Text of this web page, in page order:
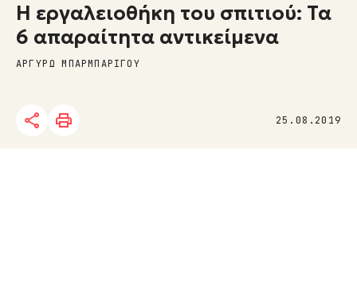
25.08.2019
Η εργαλειοθήκη του σπιτιού: Τα
6 απαραίτητα αντικείμενα
ΑΡΓΥΡΩ ΜΠΑΡΜΠΑΡΙΓΟΥ